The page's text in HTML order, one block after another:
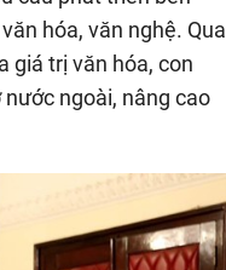
hóa, văn nghệ. Qua
giá trị văn hóa, con
ngoài, nâng cao